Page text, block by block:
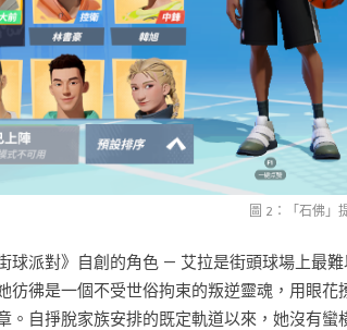
圖 2：「石佛」
球派對》自創的角色 — 艾拉是街頭球場上最
彷彿是一個不受世俗拘束的叛逆靈魂，用眼
。自掙脫家族安排的既定軌道以來，她沒有